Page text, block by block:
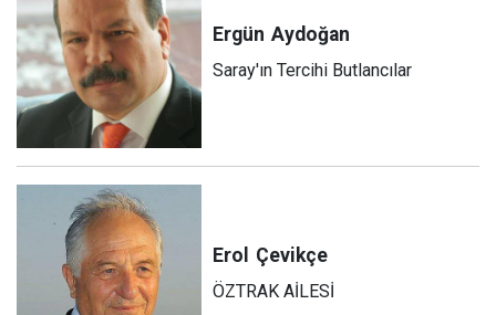
Ergün Aydoğan
Saray'ın Tercihi Butlancılar
Erol Çevikçe
ÖZTRAK AİLESİ